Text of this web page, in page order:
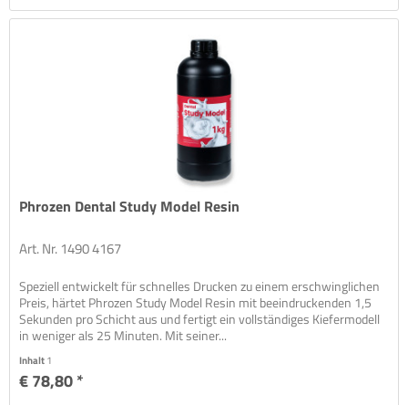
Phrozen Dental Study Model Resin
Art. Nr. 1490 4167
Speziell entwickelt für schnelles Drucken zu einem erschwinglichen
Preis, härtet Phrozen Study Model Resin mit beeindruckenden 1,5
Sekunden pro Schicht aus und fertigt ein vollständiges Kiefermodell
in weniger als 25 Minuten. Mit seiner...
Inhalt1
€ 78,80 *